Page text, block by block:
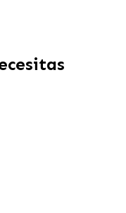
bodega. No incluye
bodega.